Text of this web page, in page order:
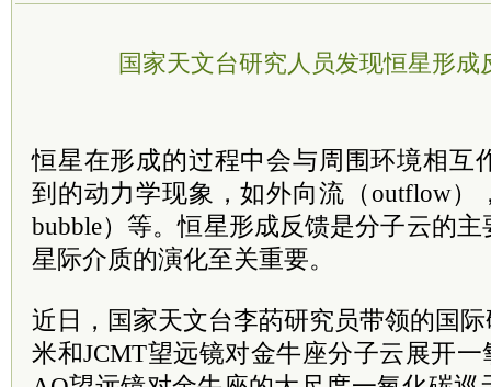
国家天文台研究人员发现恒星形成
恒星在形成的过程中会与周围环境相互
到的动力学现象，如外向流（outflow）
bubble）等。恒星形成反馈是分子云的
星际介质的演化至关重要。
近日，国家天文台李菂研究员带领的国
米和JCMT望远镜对金牛座分子云展开